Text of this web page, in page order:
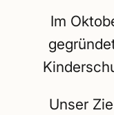
Im
Unser